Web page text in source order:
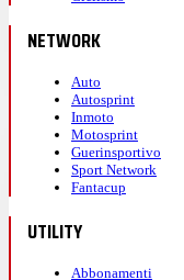
NETWORK
Auto
Autosprint
Inmoto
Motosprint
Guerinsportivo
Sport Network
Fantacup
UTILITY
Abbonamenti